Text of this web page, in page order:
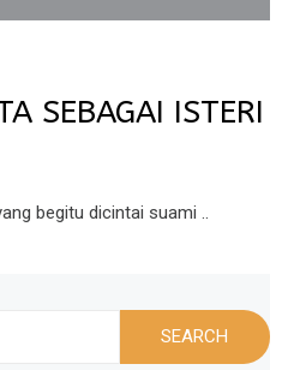
SEBAGAI ISTERI
begitu dicintai suami ..